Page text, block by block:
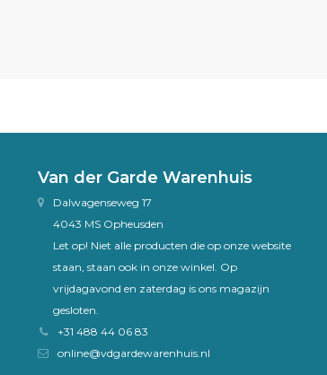
Van der Garde Warenhuis
Dalwagenseweg 17
4043 MS Opheusden
Let op! Niet alle producten die op onze website
staan, staan ook in onze winkel. Op
vrijdagavond en zaterdag is ons magazijn
gesloten.
+31 488 44 06 83
online@vdgardewarenhuis.nl